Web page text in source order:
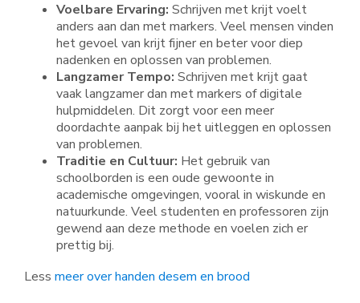
Voelbare Ervaring: Schrijven met krijt voelt
anders aan dan met markers. Veel mensen vinden
het gevoel van krijt fijner en beter voor diep
nadenken en oplossen van problemen.
Langzamer Tempo: Schrijven met krijt gaat
vaak langzamer dan met markers of digitale
hulpmiddelen. Dit zorgt voor een meer
doordachte aanpak bij het uitleggen en oplossen
van problemen.
Traditie en Cultuur: Het gebruik van
schoolborden is een oude gewoonte in
academische omgevingen, vooral in wiskunde en
natuurkunde. Veel studenten en professoren zijn
gewend aan deze methode en voelen zich er
prettig bij.
Less meer over handen desem en brood